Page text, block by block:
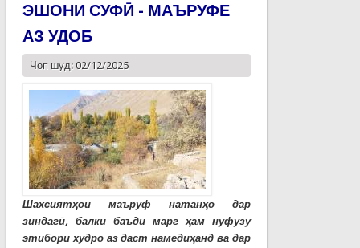
ЭШОНИ СУФӢ - МАЪРУФЕ
АЗ УДОБ
Чоп шуд: 02/12/2025
Шахсиятҳои маъруф натанҳо дар
зиндагӣ, балки баъди марг ҳам нуфузу
этибори худро аз даст намедиҳанд ва дар